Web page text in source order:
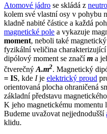
Atomové jádro se skládá z
kolem své vlastní osy v pohybu
kladně nabité částice a každá
magnetické pole a vykazuje
moment, neboli také
fyzikální veličina charakterizující
dipólový moment se značím a
čtverečný A.m2. Magnetický
= IS, kde Ije elektrický proud
orientovaná plocha ohraničená
základní představu
K jeho magnetickému momentu
Budeme uvažovat nejjednodušší
klidu.